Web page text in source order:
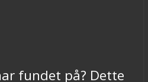
fundet på? Dette